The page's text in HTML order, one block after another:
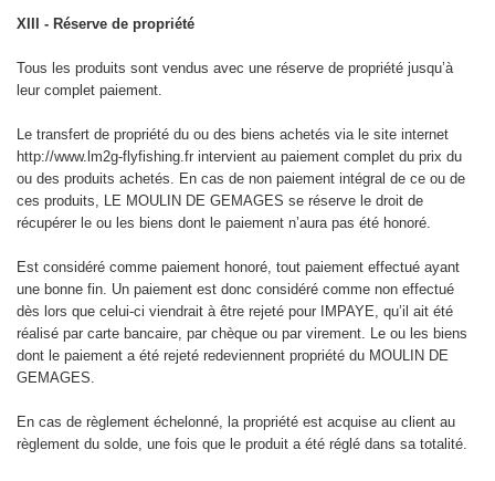
XIII - Réserve de propriété
Tous les produits sont vendus avec une réserve de propriété jusqu’à
leur complet paiement.
Le transfert de propriété du ou des biens achetés via le site internet
http://www.lm2g-flyfishing.fr intervient au paiement complet du prix du
ou des produits achetés. En cas de non paiement intégral de ce ou de
ces produits, LE MOULIN DE GEMAGES se réserve le droit de
récupérer le ou les biens dont le paiement n’aura pas été honoré.
Est considéré comme paiement honoré, tout paiement effectué ayant
une bonne fin. Un paiement est donc considéré comme non effectué
dès lors que celui-ci viendrait à être rejeté pour IMPAYE, qu’il ait été
réalisé par carte bancaire, par chèque ou par virement. Le ou les biens
dont le paiement a été rejeté redeviennent propriété du MOULIN DE
GEMAGES.
En cas de règlement échelonné, la propriété est acquise au client au
règlement du solde, une fois que le produit a été réglé dans sa totalité.